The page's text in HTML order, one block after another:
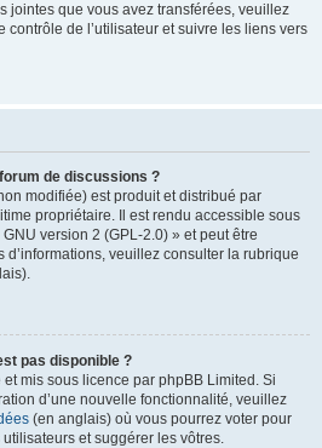
jointes que vous avez transférées, veuillez
de l’utilisateur et suivre les liens vers
de discussions ?
modifiée) est produit et distribué par
propriétaire. Il est rendu accessible sous
version 2 (GPL-2.0) » et peut être
veuillez consulter la rubrique
pas disponible ?
mis sous licence par phpBB Limited. Si
d’une nouvelle fonctionnalité, veuillez
(en anglais) où vous pourrez voter pour
et suggérer les vôtres.